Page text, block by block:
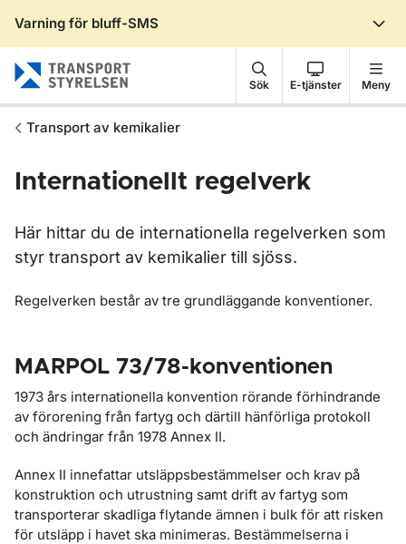
Varning för bluff-SMS
Sök E-tjänster Meny
Transport av kemikalier
Internationellt regelverk
Här hittar du de internationella regelverken som
styr transport av kemikalier till sjöss.
Regelverken består av tre grundläggande konventioner.
MARPOL 73/78-konventionen
1973 års internationella konvention rörande förhindrande
av förorening från fartyg och därtill hänförliga protokoll
och ändringar från 1978 Annex II.
Annex II innefattar utsläppsbestämmelser och krav på
konstruktion och utrustning samt drift av fartyg som
transporterar skadliga flytande ämnen i bulk för att risken
för utsläpp i havet ska minimeras. Bestämmelserna i